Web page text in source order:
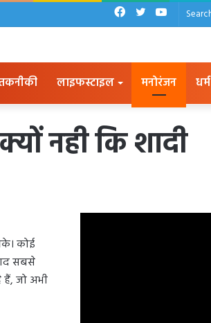
YouTube
Twitter
Facebook
लाइफस्टाइल मनोरंजन धर्म
नही कि शादी
कोई
सबसे
हैं, जो अभी